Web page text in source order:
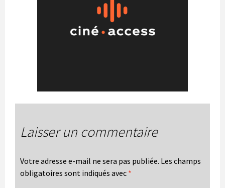
Laisser un commentaire
Votre adresse e-mail ne sera pas publiée. Les champs
obligatoires sont indiqués avec *